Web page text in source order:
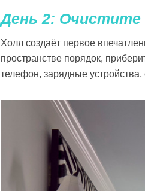
День 2:
Холл создаёт первое
пространстве порядок,
телефон, зарядные